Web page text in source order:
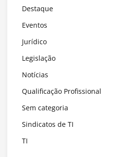
Destaque
Eventos
Jurídico
Legislação
Notícias
Qualificação Profissional
Sem categoria
Sindicatos de TI
TI